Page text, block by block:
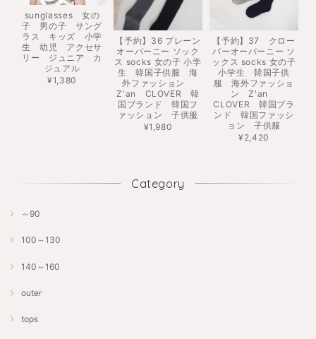
sunglasses 女の
子 男の子 サング
ラス キッズ 小学
生 幼児 アクセサ
リー ジュニア カ
ジュアル
¥1,380
【予約】36 プレーン
オーバーニー ソック
ス socks 女の子 小学
生 韓国子供服 海
外ファッション
Z'an CLOVER 韓
国ブランド 韓国フ
ァッション 子供服
¥1,980
【予約】37 クロー
バーオーバーニー ソ
ックス socks 女の子
小学生 韓国子供
服 海外ファッショ
ン Z'an
CLOVER 韓国ブラ
ンド 韓国ファッシ
ョン 子供服
¥2,420
Category
～90
100～130
140～160
outer
tops